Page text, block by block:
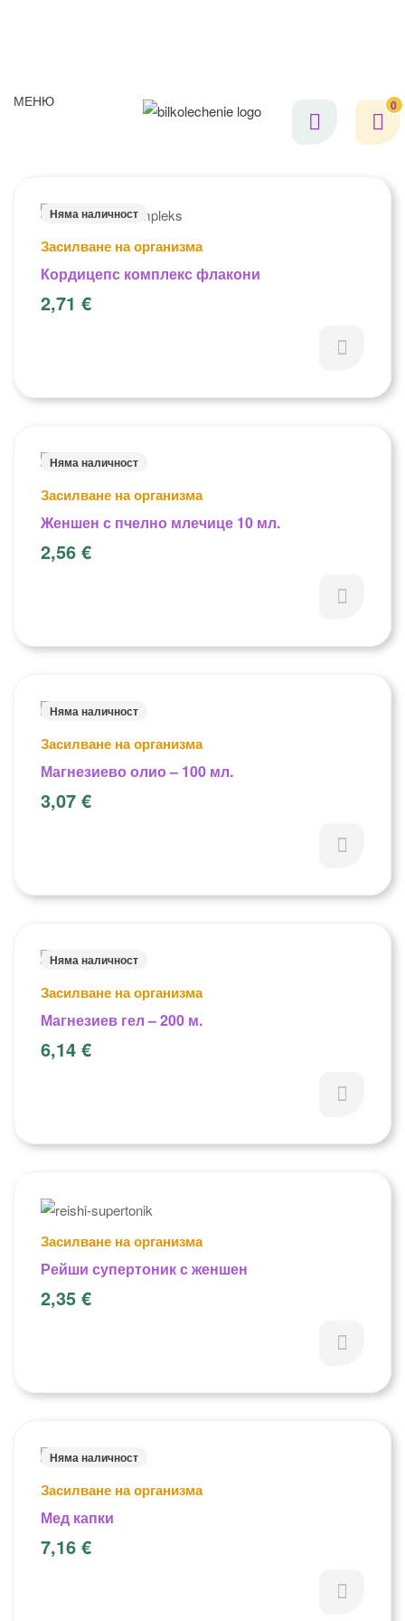
МЕНЮ 0
Няма наличност
Засилване на организма
Кордицепс комплекс флакони
2,71 €
Няма наличност
Засилване на организма
Женшен с пчелно млечице 10 мл.
2,56 €
Няма наличност
Засилване на организма
Магнезиево олио – 100 мл.
3,07 €
Няма наличност
Засилване на организма
Магнезиев гел – 200 м.
6,14 €
Засилване на организма
Рейши супертоник с женшен
2,35 €
Няма наличност
Засилване на организма
Мед капки
7,16 €